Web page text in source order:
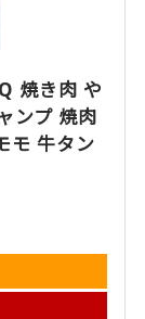
焼き肉 や
ンプ 焼肉
モ 牛タン